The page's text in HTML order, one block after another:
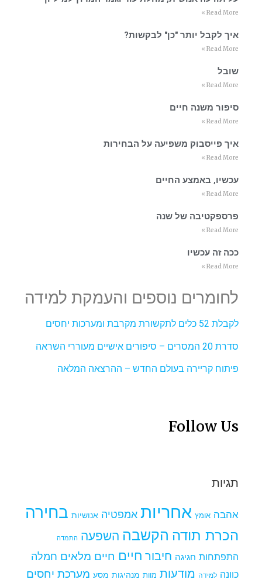
Read More »
איך לקבל יותר "כן" לבקשות?
Read More »
שובל
Read More »
סיפור משנה חיים
Read More »
איך פייסבוק משפיעה על הבחירות
Read More »
עכשיו, באמצע החיים
Read More »
פרספקטיבה של שנה
Read More »
ככה זה עכשיו
Read More »
לחומרים נוספים והעמקת למידה
לקבלת 52 כלים לתקשורת מקרבת ומערכות יחסים
סדרת 20 המסרים – סיפורים אישיים מעוררי השראה
פיתוח קריירה בעולם החדש – ההרצאה המלאה
Follow Us
תגיות
אהבה אומץ אחריות אמפטיה אנושיות בחירה
הכרת תודה הקשבה השפעה התמדה
התפתחות חגיגה חיבור חיים חיים מלאים חמלה
כוונה למידה מודעות מוות מנהיגות מסע מערכת יחסים